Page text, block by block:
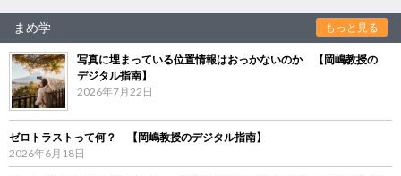
まめ学 もっと見る
写真に埋まっている位置情報はおっかないのか 【岡嶋教授の
デジタル指南】
2026年7月22日
ゼロトラストって何？ 【岡嶋教授のデジタル指南】
2026年6月18日